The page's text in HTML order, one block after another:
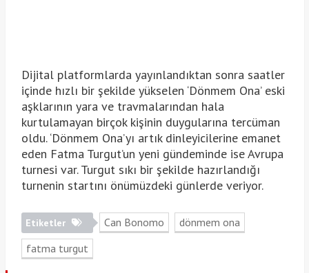
Dijital platformlarda yayınlandıktan sonra saatler
içinde hızlı bir şekilde yükselen ‘Dönmem Ona’ eski
aşklarının yara ve travmalarından hala
kurtulamayan birçok kişinin duygularına tercüman
oldu. ‘Dönmem Ona’yı artık dinleyicilerine emanet
eden Fatma Turgut’un yeni gündeminde ise Avrupa
turnesi var. Turgut sıkı bir şekilde hazırlandığı
turnenin startını önümüzdeki günlerde veriyor.
Etiketler Can Bonomo
dönmem ona
fatma turgut